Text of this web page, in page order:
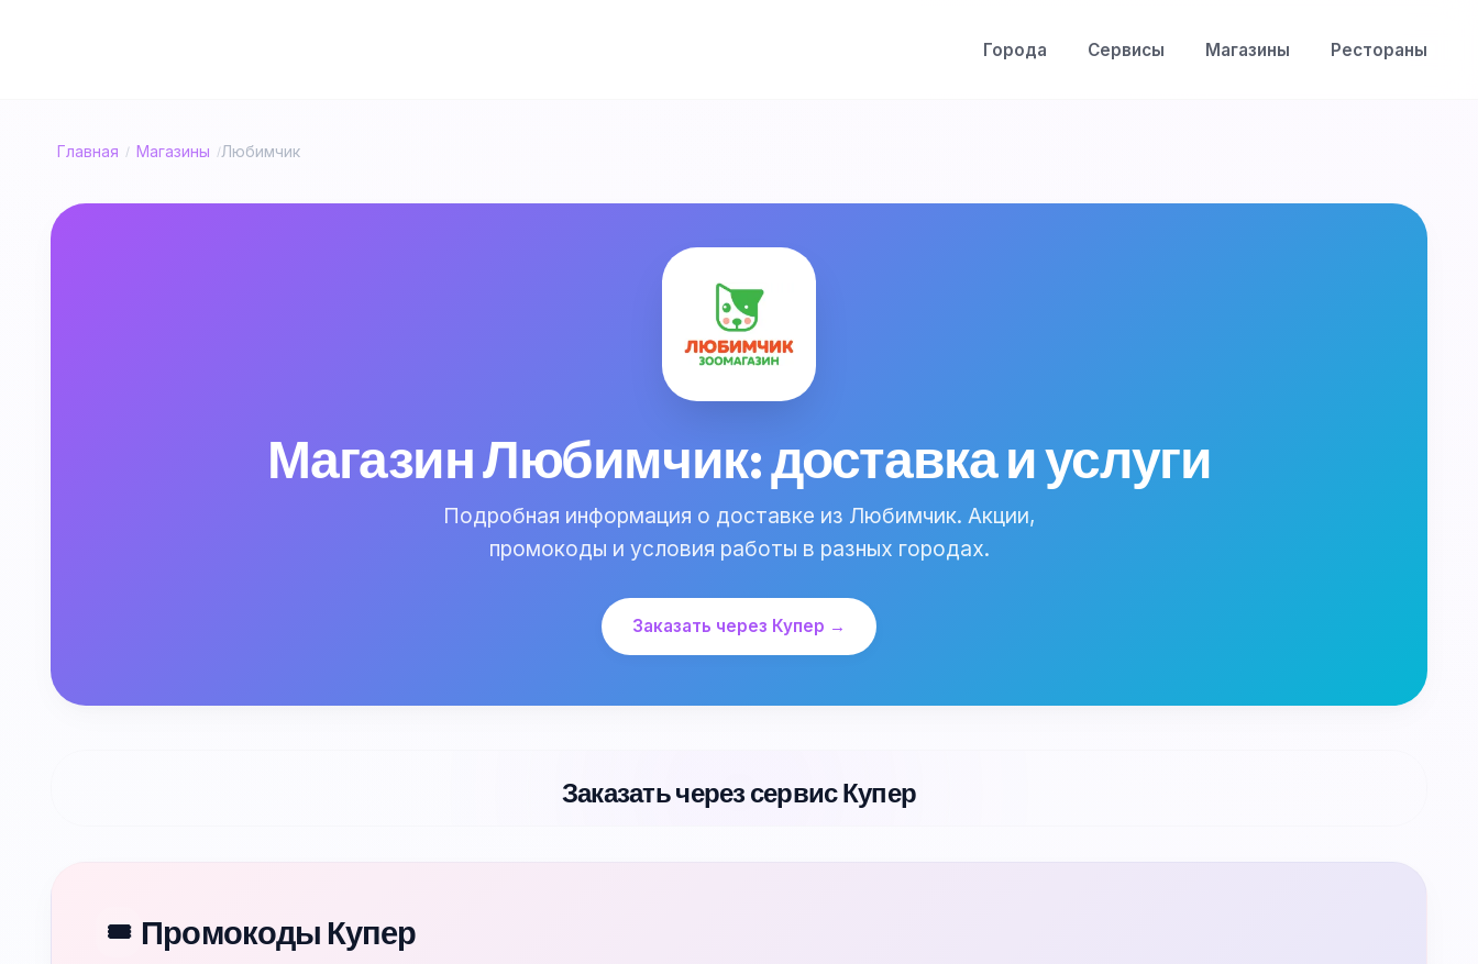
Города Сервисы Магазины Рестораны
Главная / Магазины /Любимчик
Магазин Любимчик: доставка и услуги
Подробная информация о доставке из Любимчик. Акции,
промокоды и условия работы в разных городах.
Заказать через Купер →
Заказать через сервис Купер
🎟️ Промокоды Купер